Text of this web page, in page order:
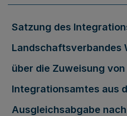
Satzung des
Landschaftsverbandes
über die Zuweisung
Integrationsamtes aus
Ausgleichsabgabe nach